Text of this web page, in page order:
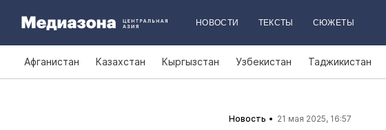
НОВОСТИ ТЕКСТЫ СЮЖЕТЫ
Афганистан Казахстан Кыргызстан Узбекистан Таджикистан
Новость 21 мая 2025, 16:57